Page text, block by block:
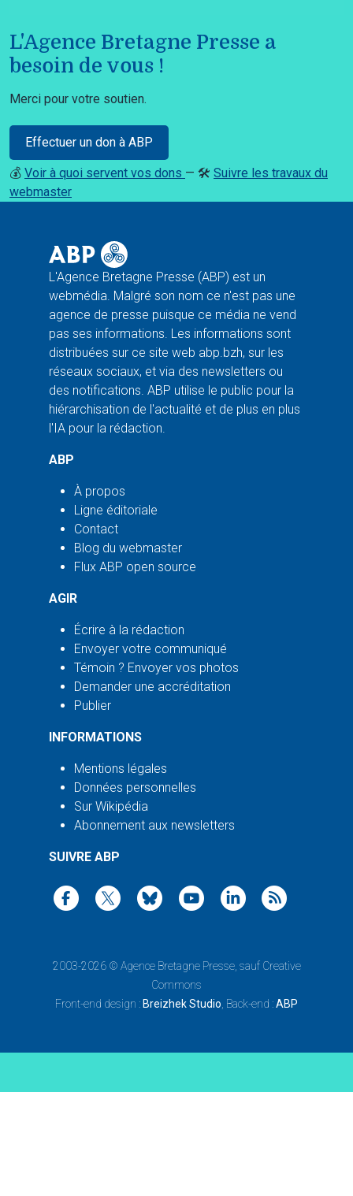
L'Agence Bretagne Presse a
besoin de vous !
Merci pour votre soutien.
Effectuer un don à ABP
💰 Voir à quoi servent vos dons — 🛠️ Suivre les travaux du
webmaster
L'Agence Bretagne Presse (ABP) est un
webmédia. Malgré son nom ce n'est pas une
agence de presse puisque ce média ne vend
pas ses informations. Les informations sont
distribuées sur ce site web abp.bzh, sur les
réseaux sociaux, et via des newsletters ou
des notifications. ABP utilise le public pour la
hiérarchisation de l'actualité et de plus en plus
l'IA pour la rédaction.
ABP
À propos
Ligne éditoriale
Contact
Blog du webmaster
Flux ABP open source
AGIR
Écrire à la rédaction
Envoyer votre communiqué
Témoin ? Envoyer vos photos
Demander une accréditation
Publier
INFORMATIONS
Mentions légales
Données personnelles
Sur Wikipédia
Abonnement aux newsletters
SUIVRE ABP
2003-2026 © Agence Bretagne Presse, sauf Creative
Commons
Front-end design :Breizhek Studio , Back-end :ABP